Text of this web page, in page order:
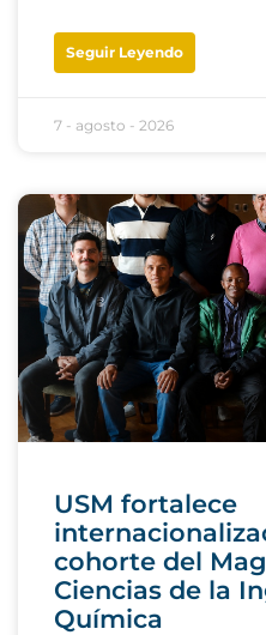
Seguir Leyendo
7 - agosto - 2026
USM fortalece
cohorte del
Ciencias de la
Química